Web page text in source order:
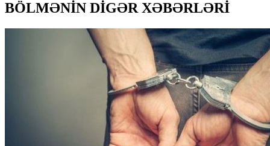
BÖLMƏNİN DİGƏR XƏBƏRLƏRİ